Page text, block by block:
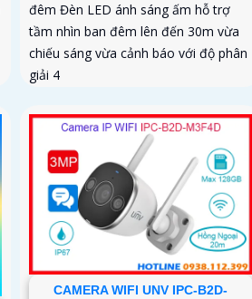
đêm Đèn LED ánh sáng ấm hỗ trợ
tầm nhìn ban đêm lên đến 30m vừa
chiếu sáng vừa cảnh báo với độ phân
giải 4
CAMERA WIFI UNV IPC-B2D-